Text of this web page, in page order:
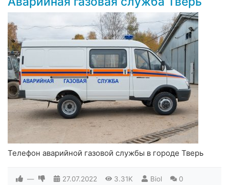
Телефон аварийной газовой службы в городе Тверь
— 27.07.2022 3.31K Biol 0